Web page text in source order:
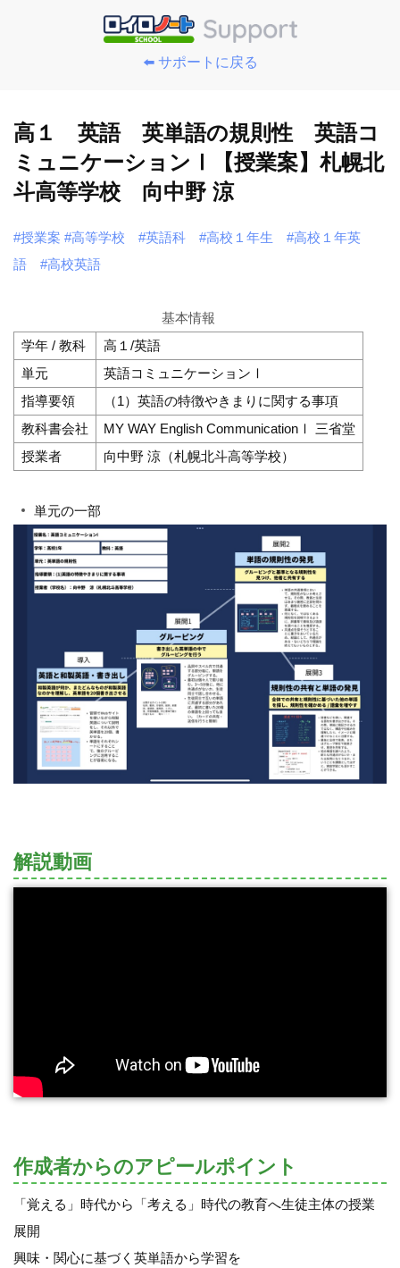
⬅️ サポートに戻る
高１ 英語 英単語の規則性 英語コ
ミュニケーションⅠ【授業案】札幌北
斗高等学校 向中野 涼
#授業案 #高等学校 #英語科 #高校１年生
#高校１年英
語
#高校英語
基本情報
学年 / 教科
高１/英語
単元
英語コミュニケーションⅠ
指導要領
（1）英語の特徴やきまりに関する事項
教科書会社
MY WAY English CommunicationⅠ 三省堂
授業者
向中野 涼（札幌北斗高等学校）
単元の一部
解説動画
作成者からのアピールポイント
「覚える」時代から「考える」時代の教育へ生徒主体の授業
展開
興味・関心に基づく英単語から学習を